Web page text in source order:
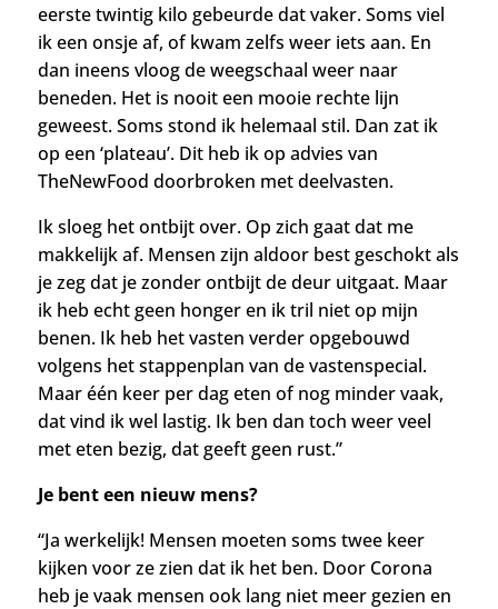
eerste twintig kilo gebeurde dat vaker. Soms viel
ik een onsje af, of kwam zelfs weer iets aan. En
dan ineens vloog de weegschaal weer naar
beneden. Het is nooit een mooie rechte lijn
geweest. Soms stond ik helemaal stil. Dan zat ik
op een ‘plateau’. Dit heb ik op advies van
TheNewFood doorbroken met deelvasten.
Ik sloeg het ontbijt over. Op zich gaat dat me
makkelijk af. Mensen zijn aldoor best geschokt als
je zeg dat je zonder ontbijt de deur uitgaat. Maar
ik heb echt geen honger en ik tril niet op mijn
benen. Ik heb het vasten verder opgebouwd
volgens het stappenplan van de vastenspecial.
Maar één keer per dag eten of nog minder vaak,
dat vind ik wel lastig. Ik ben dan toch weer veel
met eten bezig, dat geeft geen rust.”
Je bent een nieuw mens?
“Ja werkelijk! Mensen moeten soms twee keer
kijken voor ze zien dat ik het ben. Door Corona
heb je vaak mensen ook lang niet meer gezien en